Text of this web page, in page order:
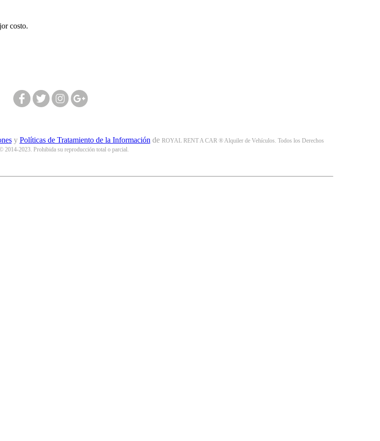
costo.
y Políticas de Tratamiento de la Informaciónde ROYAL RENT A CAR ® Alquiler de Vehículos. Todos los Derechos
2014-2023. Prohibida su reproducción total o parcial.